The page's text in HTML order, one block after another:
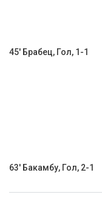
45' Брабец, Гол, 1-1
63' Бакамбу, Гол, 2-1